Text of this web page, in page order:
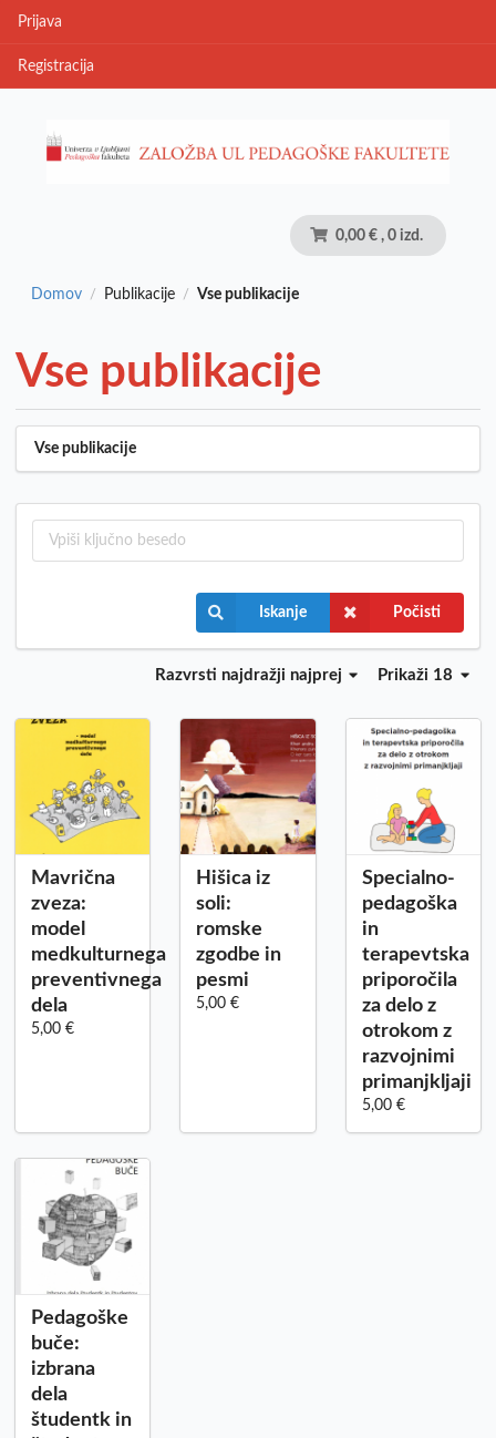
Prijava
Registracija
0,00 € , 0 izd.
Domov / Publikacije / Vse publikacije
Vse publikacije
Vse publikacije
Iskanje Počisti
Prikaži 18
Razvrsti najdražji najprej
Mavrična
zveza:
model
medkulturnega
preventivnega
dela
5,00 €
Hišica iz
soli:
romske
zgodbe in
pesmi
5,00 €
Specialno-
pedagoška
in
terapevtska
priporočila
za delo z
otrokom z
razvojnimi
primanjkljaji
5,00 €
Pedagoške
buče:
izbrana
dela
študentk in